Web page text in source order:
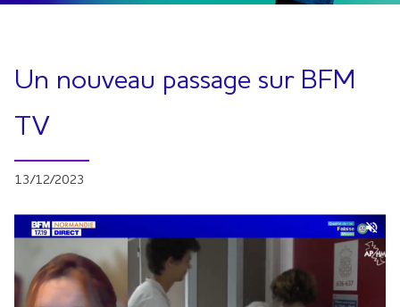
Un nouveau passage sur BFM
TV
13/12/2023